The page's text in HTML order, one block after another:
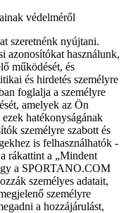
védelméről
szeretnénk nyújtani.
azonosítókat használunk,
működését, és
és hirdetés személyre
foglalja a személyre
amelyek az Ön
hatékonyságának
személyre szabott és
is felhasználhatók -
rákattint a „Mindent
a SPORTANO.COM
személyes adatait,
személyre
a hozzájárulást,